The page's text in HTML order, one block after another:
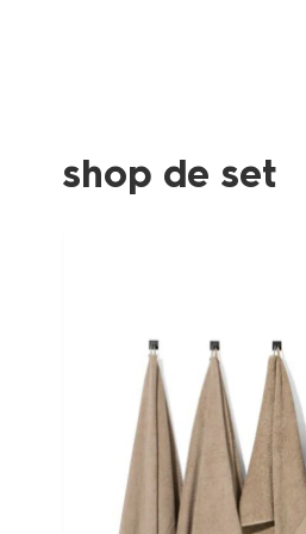
shop de set